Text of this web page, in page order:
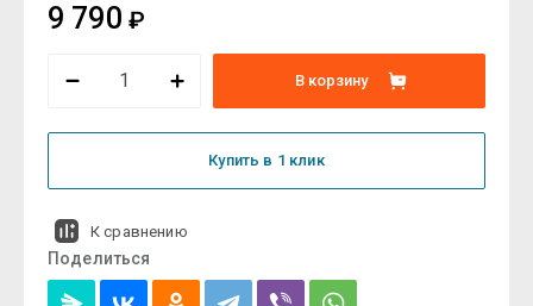
9 790 ₽
В корзину
Купить в 1 клик
К сравнению
Поделиться